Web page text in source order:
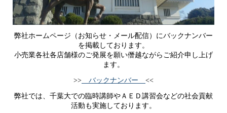
弊社ホームページ（お知らせ・メール配信）にバックナンバー
を掲載しております。
小売業各社各店舗様のご発展を願い僭越ながらご紹介申し上げ
ます。
>> バックナンバー <<
弊社では、千葉大での臨時講師やＡＥＤ講習会などの社会貢献
活動も実施しております。